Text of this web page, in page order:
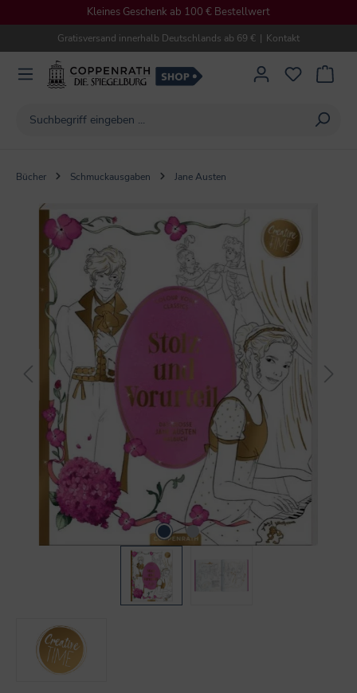
Kleines Geschenk ab 100 € Bestellwert
Gratisversand innerhalb Deutschlands ab 69 € | Kontakt
Bücher Schmuckausgaben Jane Austen
Bildergalerie überspringen